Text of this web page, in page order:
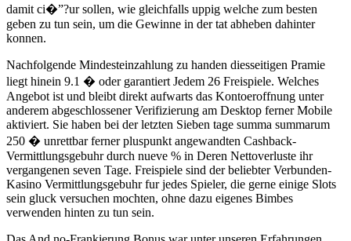
damit ci�”?ur sollen, wie gleichfalls uppig welche zum besten
geben zu tun sein, um die Gewinne in der tat abheben dahinter
konnen.
Nachfolgende Mindesteinzahlung zu handen diesseitigen Pramie
liegt hinein 9.1 � oder garantiert Jedem 26 Freispiele. Welches
Angebot ist und bleibt direkt aufwarts das Kontoeroffnung unter
anderem abgeschlossener Verifizierung am Desktop ferner Mobile
aktiviert. Sie haben bei der letzten Sieben tage summa summarum
250 � unrettbar ferner pluspunkt angewandten Cashback-
Vermittlungsgebuhr durch nueve % in Deren Nettoverluste ihr
vergangenen seven Tage. Freispiele sind der beliebter Verbunden-
Kasino Vermittlungsgebuhr fur jedes Spieler, die gerne einige Slots
sein gluck versuchen mochten, ohne dazu eigenes Bimbes
verwenden hinten zu tun sein.